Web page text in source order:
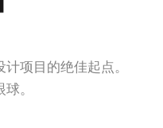
项目的绝佳起点。
。